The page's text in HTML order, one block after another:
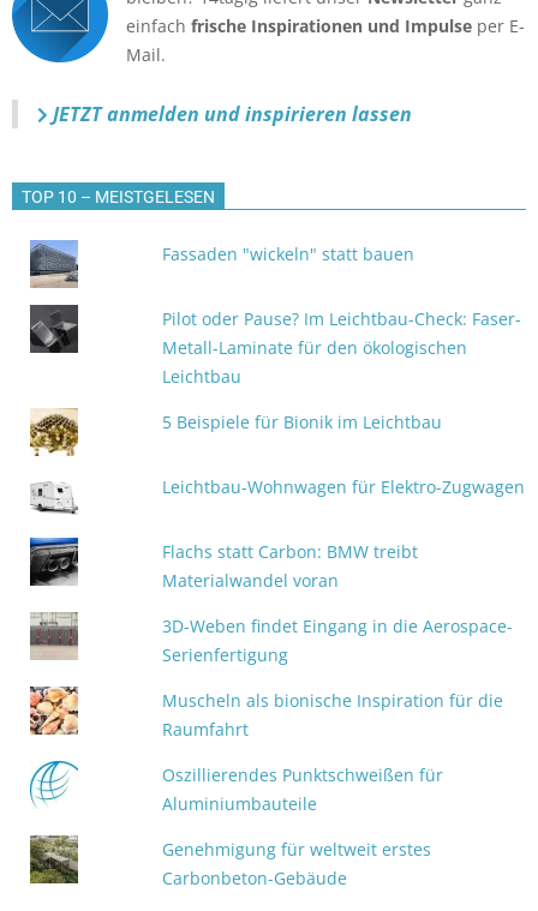
einfach frische Inspirationen und Impulse per E-
Mail.
JETZT anmelden und inspirieren lassen
TOP 10 – MEISTGELESEN
Fassaden "wickeln" statt bauen
Pilot oder Pause? Im Leichtbau-Check: Faser-
Metall-Laminate für den ökologischen
Leichtbau
5 Beispiele für Bionik im Leichtbau
Leichtbau-Wohnwagen für Elektro-Zugwagen
Flachs statt Carbon: BMW treibt
Materialwandel voran
3D-Weben findet Eingang in die Aerospace-
Serienfertigung
Muscheln als bionische Inspiration für die
Raumfahrt
Oszillierendes Punktschweißen für
Aluminiumbauteile
Genehmigung für weltweit erstes
Carbonbeton-Gebäude